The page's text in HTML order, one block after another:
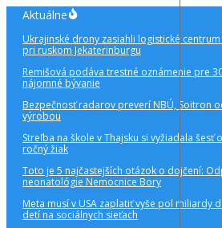
Preskočiť
obsah
Aktuálne
Ukrajinské drony zasiahli logistické
pri ruskom Jekaterinburgu
Remišová podáva trestné oznámenie pre
nájomné bývanie
Bezpečnosť radarov preverí NBÚ, Soitron
výrobou
Streľba na škole v Thajsku si vyžiadala
ročný žiak
Toto je 5 najčastejších otázok o dojčení:
neonatológie Nemocnice Bory
Meta musí v USA zaplatiť vyše pol miliardy
detí na sociálnych sieťach